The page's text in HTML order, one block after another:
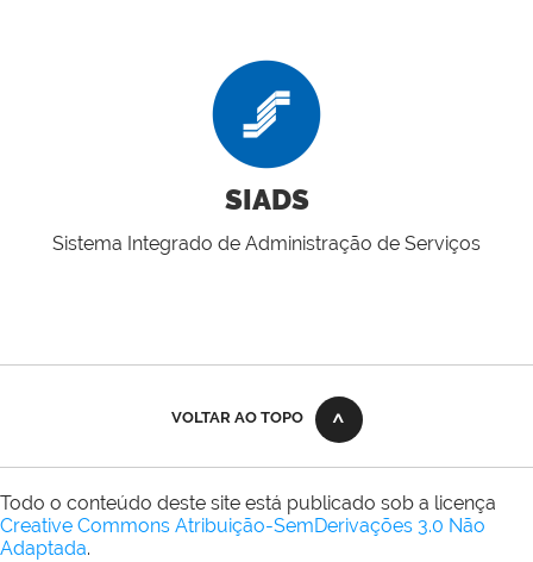
SIADS
Sistema Integrado de Administração de Serviços
VOLTAR AO TOPO
Todo o conteúdo deste site está publicado sob a licença
Creative Commons Atribuição-SemDerivações 3.0 Não
Adaptada.